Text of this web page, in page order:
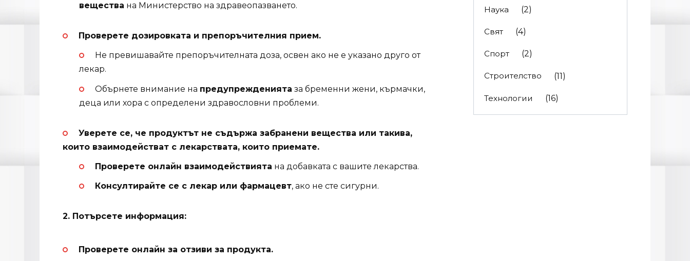
вещества на Министерство на здравеопазването.
Проверете дозировката и препоръчителния прием.
Не превишавайте препоръчителната доза, освен ако не е указано друго от
лекар.
Обърнете внимание на предупрежденията за бременни жени, кърмачки,
деца или хора с определени здравословни проблеми.
Уверете се, че продуктът не съдържа забранени вещества или такива,
които взаимодействат с лекарствата, които приемате.
Проверете онлайн взаимодействията на добавката с вашите лекарства.
Консултирайте се с лекар или фармацевт, ако не сте сигурни.
2. Потърсете информация:
Проверете онлайн за отзиви за продукта.
Наука (2)
Свят (4)
Спорт (2)
Строителство (11)
Технологии (16)